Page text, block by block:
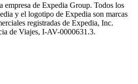
de Expedia Group. Todos los
y el logotipo de Expedia son marcas
registradas de Expedia, Inc.
de Viajes, I-AV-0000631.3.